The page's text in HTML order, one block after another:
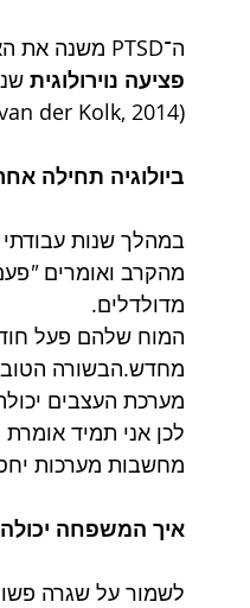
ה־PTSD משנה את האופן שבו המוח מעבד איום וביטחון (Yehuda et al., 2015).זו אינה חולשה זו
פציעה נוירולוגית
der Kolk, 2014).
ביולוגיה תחילה
במהלך שנות
מהקרב ואומרים "
מדולדלים.
המוח שלהם פעל
מחדש.הבשורה
מערכת העצבים
לכן אני תמיד אומרת
מחשבות מערכות
איך המשפחה יכולה
לשמור על שגרה